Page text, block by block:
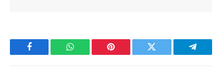
Facebook WhatsApp Pinterest Twitter